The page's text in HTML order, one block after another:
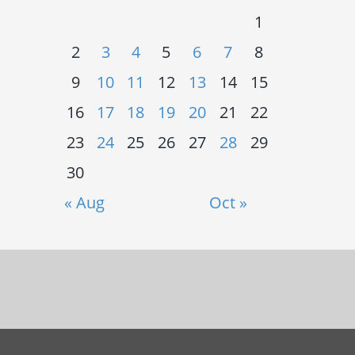
« Aug Oct »
1
2
3 4 5 6 7
8
9
10 11 12 13 14
15
16
17 18 19 20 21
22
23
24 25 26 27 28
29
30